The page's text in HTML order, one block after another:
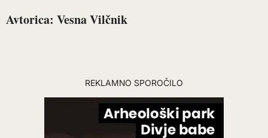
Avtorica: Vesna Vilčnik
REKLAMNO SPOROČILO